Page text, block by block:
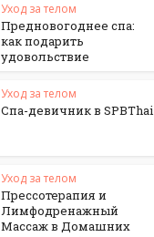
Уход за телом
Предновогоднее спа:
как подарить
удовольствие
Уход за телом
Спа-девичник в SPBThai
Уход за телом
Прессотерапия и
Лимфодренажный
Массаж в Домашних